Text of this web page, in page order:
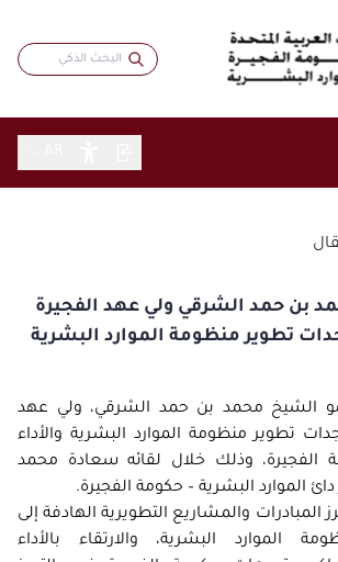
الفجيرة
بن حمد الشرقي ولي عهد الفجيرة
تطوير منظومة الموارد البشرية
الشيخ محمد بن حمد الشرقي، ولي عهد
تطوير منظومة الموارد البشرية والأداء
الفجيرة، وذلك خلال لقائه سعادة محمد
دائ الموارد البشرية – حكومة الفجيرة.
المبادرات والمشاريع التطويرية الهادفة إلى
الموارد البشرية، والارتقاء بالأداء